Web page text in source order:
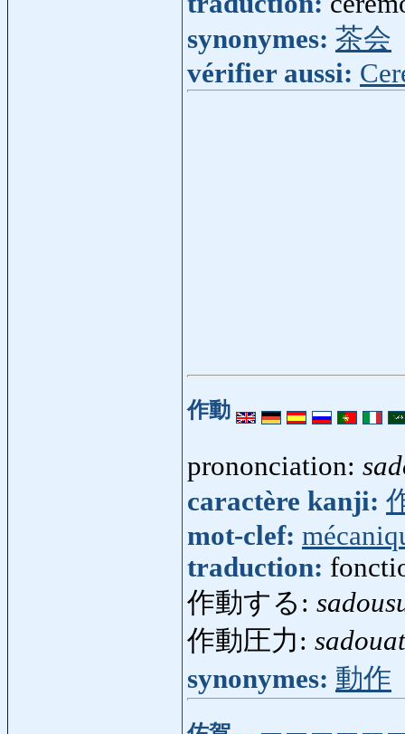
synonymes: 茶会
vérifier aussi:
作動
prononciation:
caractère kanji:
mot-clef:
traduction:
作動する:
作動圧力:
synonymes: 動作